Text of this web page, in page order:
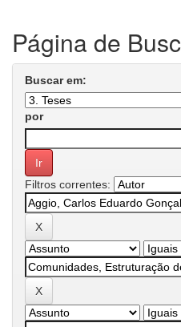
Página de
Buscar em:
por
Filtros correntes: